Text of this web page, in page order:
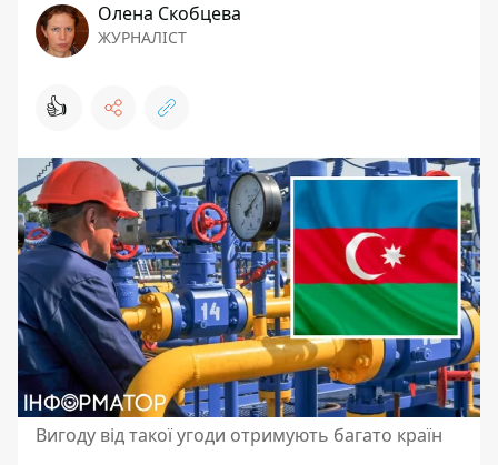
Олена Скобцева
ЖУРНАЛІСТ
👍
Вигоду від такої угоди отримують багато країн